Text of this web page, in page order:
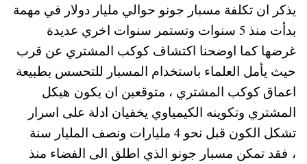
يذكر ان تكلفة مسبار جونو حوالي مليار دولار في مهمة
بدأت منذ 5 سنوات وتستمر سنوات اخري عديدة
غرضها كما اوضحنا اكتشاف كوكب المشتري عن قرب
حيث يأمل العلماء باستخدام المسبار للتحسس بطبيعة
اعماق كوكب المشتري ، متوقعين ان يكون هيكل
المشتري وتكوينه الكيمياوي يخفيان ادلة على اسرار
تشكل الكون قبل نحو 4 مليارات ونصف المليار سنة
، فقد تمكن مسبار جونو الذي اطلق الى الفضاء منذ